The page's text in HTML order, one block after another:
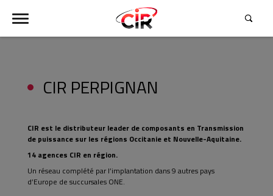
CIR PERPIGNAN
CIR est le distributeur leader de composants en Transmission
de puissance sur les régions Occitanie et Nouvelle-Aquitaine.
14 agences CIR en région.
Un réseau complété par l’implantation dans 9 autres pays
d’Europe de succursales ONE.